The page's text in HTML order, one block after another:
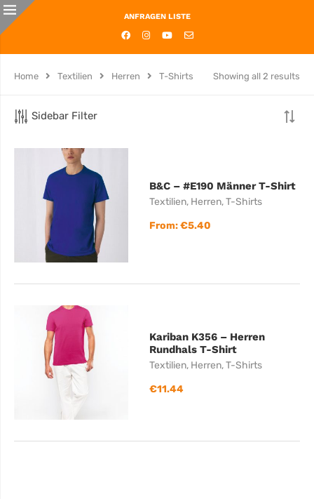
ANFRAGEN LISTE
Home Textilien Herren T-Shirts Showing all 2 results
Sidebar Filter
B&C – #E190 Männer T-Shirt
Textilien, Herren,T-Shirts
From:€5.40
Kariban K356 – Herren
Rundhals T-Shirt
Textilien, Herren,T-Shirts
€11.44